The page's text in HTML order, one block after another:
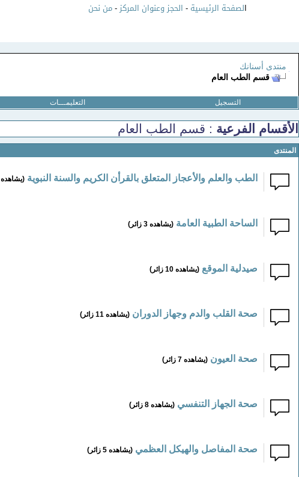
الصفحة الرئيسية - الحجز وعنوان المركز-من نحن
منتدى أسنانك
قسم الطب العام
التسجيل التعليمـــات
الأقسام الفرعية : قسم الطب العام
المنتدى
الطب والعلم والأعجاز المتعلق بالقرأن الكريم والسنة النبوية (يشاهده 5 زائر)
الساحة الطبية العامة (يشاهده 3 زائر)
صيدلية الموقع (يشاهده 10 زائر)
صحة القلب والدم وجهاز الدوران (يشاهده 11 زائر)
صحة العيون (يشاهده 7 زائر)
صحة الجهاز التنفسي (يشاهده 8 زائر)
صحة المفاصل والهيكل العظمي (يشاهده 5 زائر)